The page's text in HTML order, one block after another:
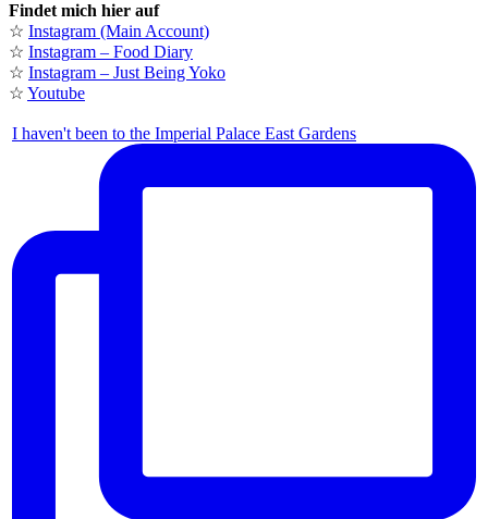
Findet mich hier auf
☆ Instagram (Main Account)
☆ Instagram – Food Diary
☆ Instagram – Just Being Yoko
☆ Youtube
I haven't been to the Imperial Palace East Gardens